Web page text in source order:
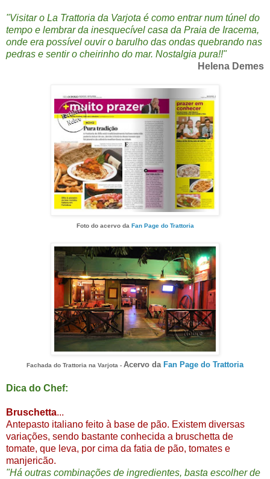
"Visitar o La Trattoria da Varjota é como entrar num túnel do
tempo e lembrar da inesquecível casa da Praia de Iracema,
onde era possível ouvir o barulho das ondas quebrando nas
pedras e sentir o cheirinho do mar. Nostalgia pura!!"
Helena Demes
Foto do acervo da Fan Page do Trattoria
Fachada do Trattoria na Varjota - Acervo da Fan Page do Trattoria
Dica do Chef:
Bruschetta...
Antepasto italiano feito à base de pão. Existem diversas
variações, sendo bastante conhecida a bruschetta de
tomate, que leva, por cima da fatia de pão, tomates e
manjericão.
"Há outras combinações de ingredientes, basta escolher de